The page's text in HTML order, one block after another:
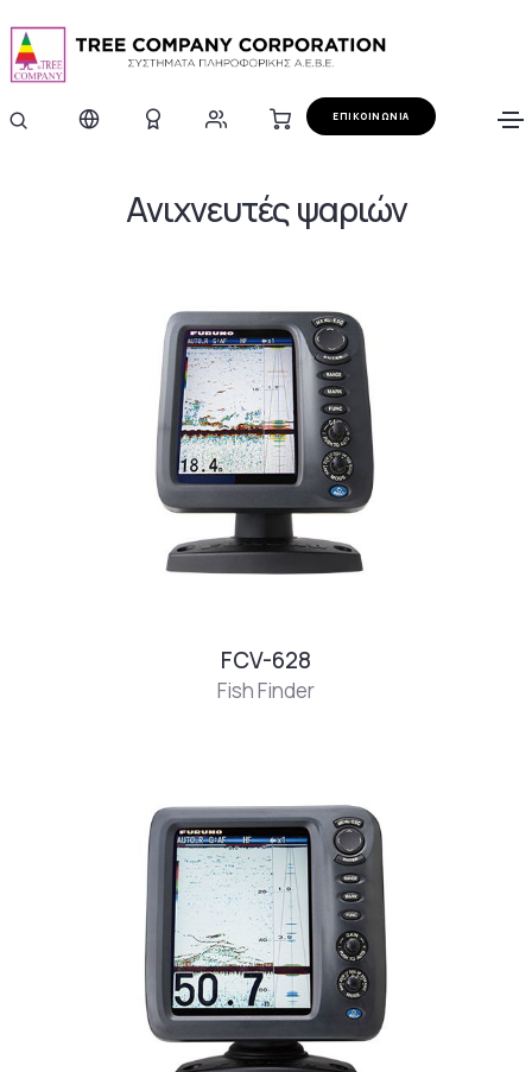
ΕΠΙΚΟΙΝΩΝΙΑ
Ανιχνευτές ψαριών
FCV-628
Fish Finder